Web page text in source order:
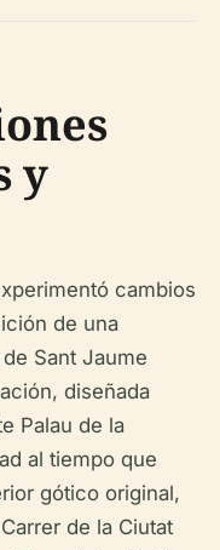
y
cambios
de una
Sant Jaume
diseñada
Palau de la
al tiempo que
gótico original,
de la Ciutat